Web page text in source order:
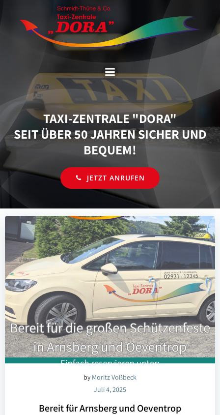
springen
TAXI-ZENTRALE "DORA"
SEIT ÜBER 50 JAHREN SICHER UND
BEQUEM!
JETZT ANRUFEN
by Moritz Voßbeck
Juli 4, 2025
Bereit für Arnsberg und Oeventrop